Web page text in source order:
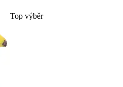
Top výběr